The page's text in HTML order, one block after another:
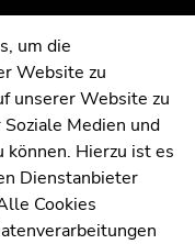
um die
Website zu
unserer Website zu
Medien und
Hierzu ist es
Dienstanbieter
Cookies